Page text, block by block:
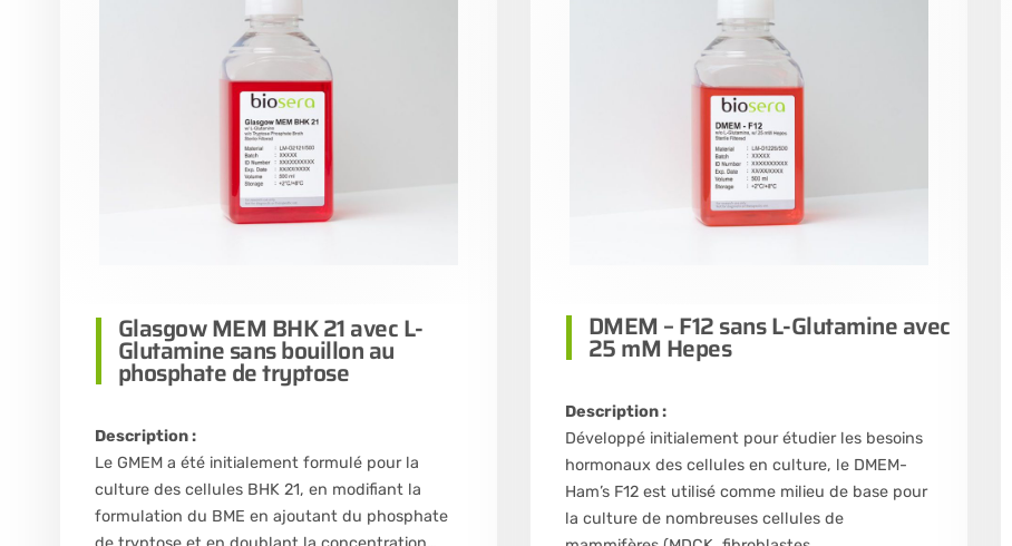
Glasgow MEM BHK 21 avec L-
Glutamine sans bouillon au
phosphate de tryptose
Description :
Le GMEM a été initialement formulé pour la
culture des cellules BHK 21, en modifiant la
formulation du BME en ajoutant du phosphate
DMEM – F12 sans L-Glutamine avec
25 mM Hepes
Description :
Développé initialement pour étudier les besoins
hormonaux des cellules en culture, le DMEM-
Ham’s F12 est utilisé comme milieu de base pour
la culture de nombreuses cellules de